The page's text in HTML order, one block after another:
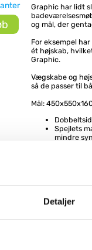
Detaljer
Graphic har lidt
og mål, der
For eksempel
ét højskab,
Graphic.
Vægskabe og
så de passer til
Mål:
Spejlets
mindre
monteres